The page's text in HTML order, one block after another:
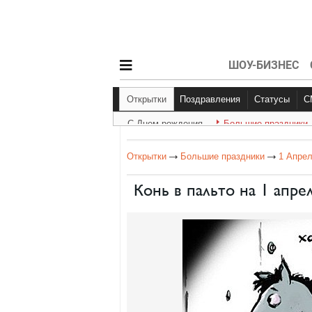
ШОУ-БИЗНЕС
Открытки Поздравления
С Днем рождения
Статусы
Другое
С Днем рождения Большие праздники
Открытки Большие праздники 1
Конь в пальто на 1